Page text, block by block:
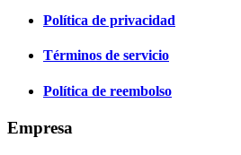
Política de privacidad
Términos de servicio
Política de reembolso
Empresa